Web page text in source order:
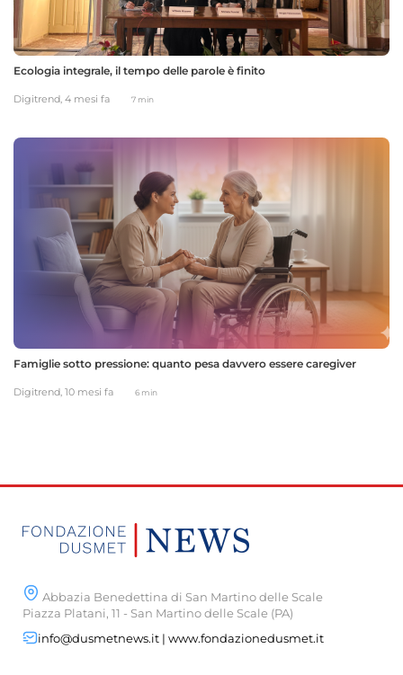
Ecologia integrale, il tempo delle parole è finito
Digitrend, 4 mesi fa 7 min
Famiglie sotto pressione: quanto pesa davvero essere caregiver
Digitrend, 10 mesi fa 6 min
Abbazia Benedettina di San Martino delle Scale
Piazza Platani, 11 - San Martino delle Scale (PA)
info@dusmetnews.it | www.fondazionedusmet.it